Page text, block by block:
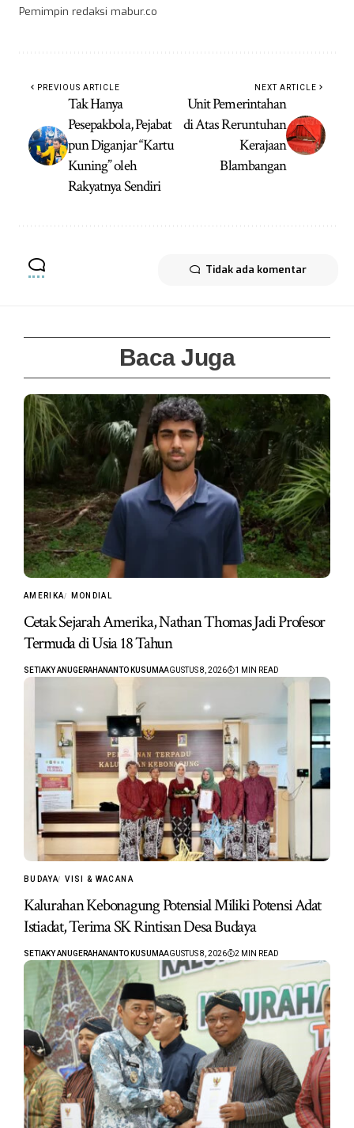
Pemimpin redaksi mabur.co
PREVIOUS ARTICLE
Tak Hanya
Pesepakbola, Pejabat
pun Diganjar “Kartu
Kuning” oleh
Rakyatnya Sendiri
NEXT ARTICLE
Unit Pemerintahan
di Atas Reruntuhan
Kerajaan
Blambangan
Tidak ada komentar
Baca Juga
AMERIKA MONDIAL
Cetak Sejarah Amerika, Nathan Thomas Jadi Profesor
Termuda di Usia 18 Tahun
SETIAKY ANUGERAHANANTO KUSUMAAGUSTUS 8, 2026 1 MIN READ
BUDAYA VISI & WACANA
Kalurahan Kebonagung Potensial Miliki Potensi Adat
Istiadat, Terima SK Rintisan Desa Budaya
SETIAKY ANUGERAHANANTO KUSUMAAGUSTUS 8, 2026 2 MIN READ